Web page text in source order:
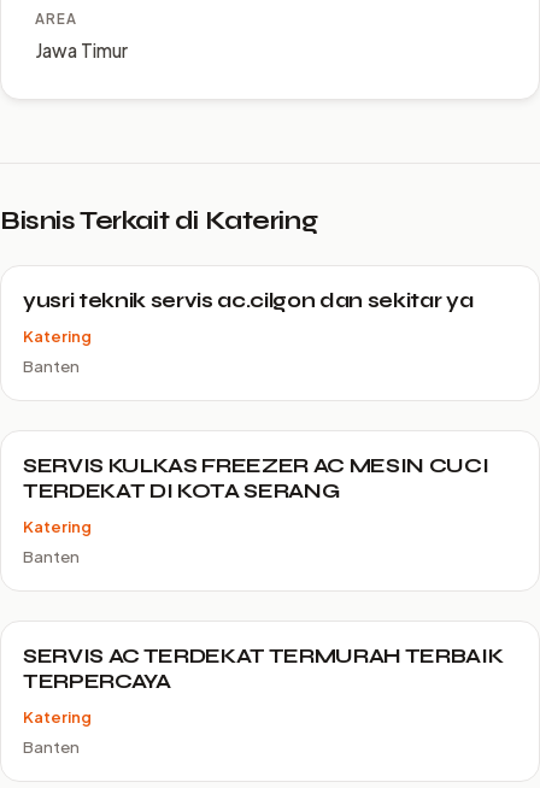
AREA
Jawa Timur
Bisnis Terkait di Katering
yusri teknik servis ac.cilgon dan sekitar ya
Katering
Banten
SERVIS KULKAS FREEZER AC MESIN CUCI
TERDEKAT DI KOTA SERANG
Katering
Banten
SERVIS AC TERDEKAT TERMURAH TERBAIK
TERPERCAYA
Katering
Banten